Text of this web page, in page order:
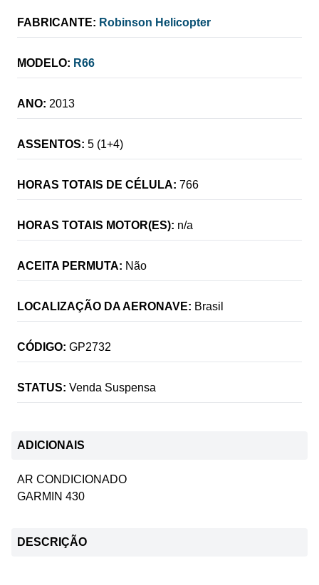
FABRICANTE: Robinson Helicopter
MODELO: R66
ANO: 2013
ASSENTOS: 5 (1+4)
HORAS TOTAIS DE CÉLULA: 766
HORAS TOTAIS MOTOR(ES): n/a
ACEITA PERMUTA: Não
LOCALIZAÇÃO DA AERONAVE: Brasil
CÓDIGO: GP2732
STATUS: Venda Suspensa
ADICIONAIS
AR CONDICIONADO
GARMIN 430
DESCRIÇÃO